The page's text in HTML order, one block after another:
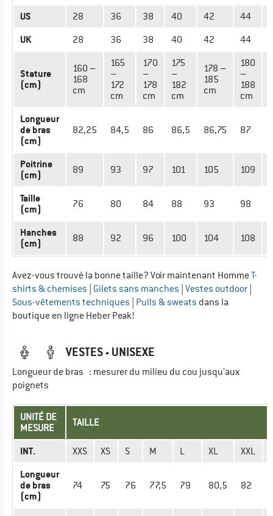
US 28 36 38 40 42 44
UK 28 36 38 40 42 44
Stature
(cm)
160 –
168
cm
165
–
172
cm
170
–
178
cm
175
–
182
cm
178 –
185
cm
180
–
188
cm
Longueur
de bras
(cm)
82,25 84,5 86 86,5 86,75 87
Poitrine
(cm)
89 93 97 101 105 109
Taille
(cm)
76 80 84 88 93 98
Hanches
(cm)
88 92 96 100 104 108
Avez-vous trouvé la bonne taille? Voir maintenant HommeT-
shirts & chemises Gilets sans manches Vestes outdoor
Sous-vêtements techniques Pulls & sweats dans la
boutique en ligne Heber Peak!
VESTES - UNISEXE
Longueur de bras : mesurer du milieu du cou jusqu'aux
poignets
UNITÉ DE
MESURE
TAILLE
INT. XXS XS S M L XL XXL
Longueur
de bras
(cm)
74 75 76 77,5 79 80,5 82